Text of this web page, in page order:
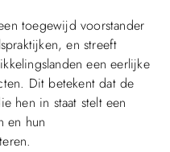
toegewijd voorstander
en streeft
een eerlijke
Dit betekent dat de
hen in staat stelt een
en hun